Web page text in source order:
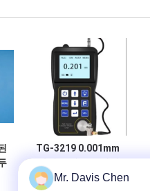
TG-3219 0.001mm
상도 초음파 두께 측
Mr. Davis Chen